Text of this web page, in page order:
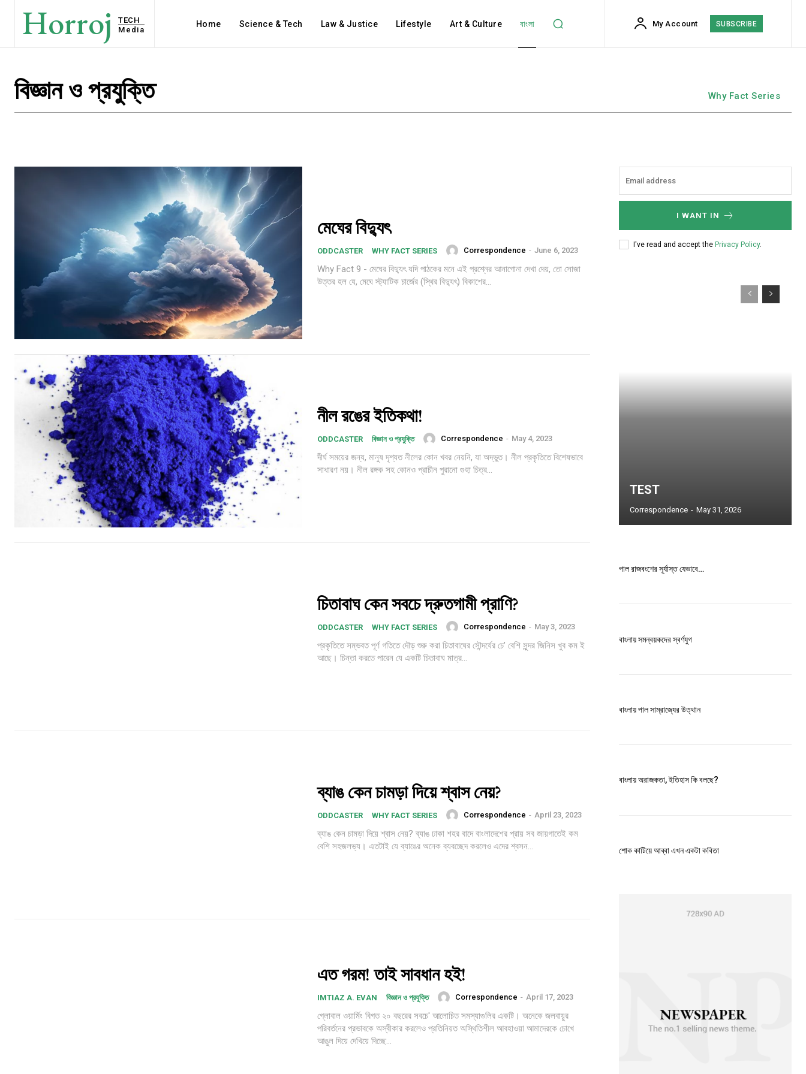
Member full access
$100 / year
Orci varius natoque dolor
YEARLY PRICING
Horroj
TECH
Media
Home Science & Tech Law & Justice Lifestyle Art & Culture বাংলা My Account SUBSCRIBE
বিজ্ঞান ও প্রযুক্তি Why Fact Series
মেঘের বিদ্যুৎ
ODDCASTER WHY FACT SERIES Correspondence - June 6, 2023
Why Fact 9 - মেঘের বিদ্যুৎ যদি পাঠকের মনে এই প্রশ্নের আনাগোনা দেখা দেয়, তো সোজা
উত্তর হল যে, মেঘে স্ট্যাটিক চার্জের (স্থির বিদ্যুৎ) বিকাশের...
নীল রঙের ইতিকথা!
ODDCASTER বিজ্ঞান ও প্রযুক্তি Correspondence - May 4, 2023
দীর্ঘ সময়ের জন্য, মানুষ দৃশ্যত নীলের কোন খবর নেয়নি, যা অদ্ভুত। নীল প্রকৃতিতে বিশেষভাবে
সাধারণ নয়। নীল রঙ্গক সহ কোনও প্রাচীন পুরানো গুহা চিত্র...
চিতাবাঘ কেন সবচে দ্রুতগামী প্রাণি?
ODDCASTER WHY FACT SERIES Correspondence - May 3, 2023
প্রকৃতিতে সম্ভবত পূর্ণ গতিতে দৌড় শুরু করা চিতাবাঘের সৌন্দর্যের চে’ বেশি সুন্দর জিনিস খুব কম ই
আছে। চিন্তা করতে পারেন যে একটি চিতাবাঘ মাত্র...
ব্যাঙ কেন চামড়া দিয়ে শ্বাস নেয়?
ODDCASTER WHY FACT SERIES Correspondence - April 23, 2023
ব্যাঙ কেন চামড়া দিয়ে শ্বাস নেয়? ব্যাঙ ঢাকা শহর বাদে বাংলাদেশের প্রায় সব জায়গাতেই কম
বেশি সহজলভ্য। এতটাই যে ব্যাঙের অনেক ব্যবচ্ছেদ করলেও এদের শ্বসন...
এত গরম! তাই সাবধান হই!
IMTIAZ A. EVAN বিজ্ঞান ও প্রযুক্তি Correspondence - April 17, 2023
গ্লোবাল ওয়ার্মিং বিগত ২০ বছরের সবচে' আলোচিত সমস্যাগুলির একটি। অনেকে জলবায়ুর
পরিবর্তনের প্রভাবকে অস্বীকার করলেও প্রতিনিয়ত অস্থিতিশীল আবহাওয়া আমাদেরকে চোখে
আঙুল দিয়ে দেখিয়ে দিচ্ছে...
I WANT IN
I've read and accept the Privacy Policy.
TEST
Correspondence - May 31, 2026
পাল রাজবংশের সূর্যাস্ত যেভাবে…
বাংলায় সমন্বয়কদের স্বর্ণযুগ
বাংলায় পাল সাম্রাজ্যের উত্থান
বাংলায় অরাজকতা, ইতিহাস কি বলছে?
শোক কাটিয়ে আব্বা এখন একটা কবিতা